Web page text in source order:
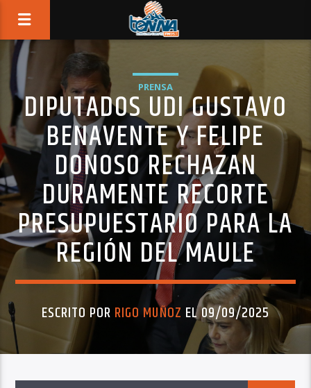
PRENSA
DIPUTADOS UDI GUSTAVO
BENAVENTE Y FELIPE
DONOSO RECHAZAN
DURAMENTE RECORTE
PRESUPUESTARIO PARA LA
REGIÓN DEL MAULE
ESCRITO POR RIGO MUÑOZ EL 09/09/2025